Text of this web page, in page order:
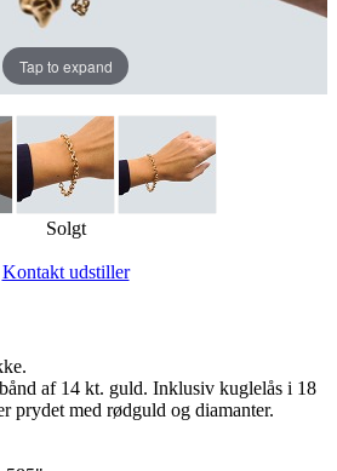
Tap to expand
Solgt
Kontakt udstiller
af 14 kt. guld. Inklusiv kuglelås i 18
prydet med rødguld og diamanter.